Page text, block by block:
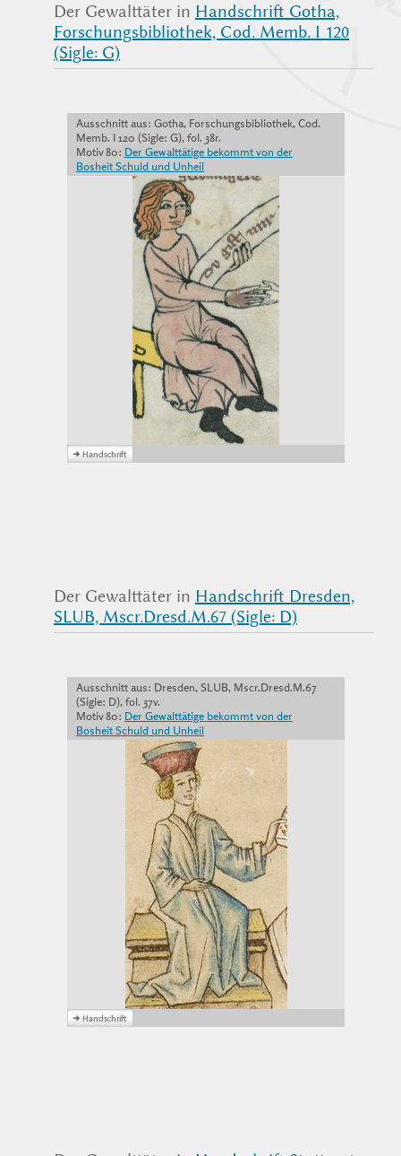
Der Gewalttäter in Handschrift Gotha,
Forschungsbibliothek, Cod. Memb. I 120
(Sigle: G)
Ausschnitt aus: Gotha, Forschungsbibliothek, Cod.
Memb. I 120 (Sigle: G), fol. 38r.
Motiv 80: Der Gewalttätige bekommt von der
Bosheit Schuld und Unheil
Der Gewalttäter in Handschrift Dresden,
SLUB, Mscr.Dresd.M.67 (Sigle: D)
Ausschnitt aus: Dresden, SLUB, Mscr.Dresd.M.67
(Sigle: D), fol. 37v.
Motiv 80: Der Gewalttätige bekommt von der
Bosheit Schuld und Unheil